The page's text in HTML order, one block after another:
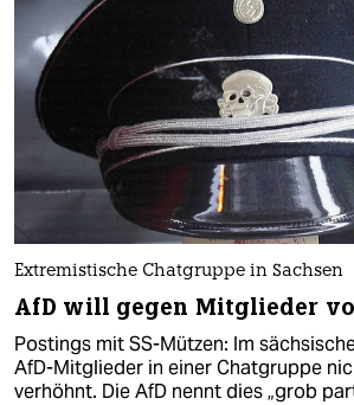
Extremistische Chatgruppe in Sachsen
AfD will gegen Mitglieder
Postings mit SS-Mützen: Im
AfD-Mitglieder in einer Chatgruppe
verhöhnt. Die AfD nennt dies „grob